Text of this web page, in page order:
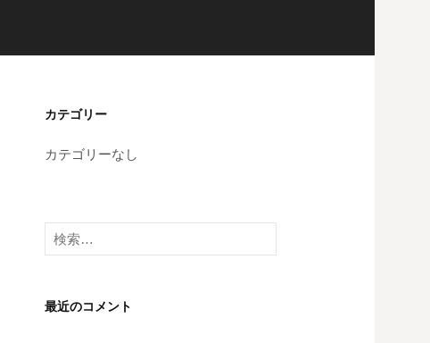
カテゴリー
カテゴリーなし
検
索:
最近のコメント